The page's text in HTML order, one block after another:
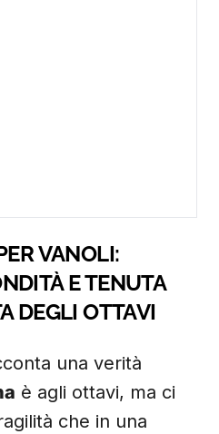
VANOLI:
E TENUTA
DEGLI OTTAVI
una verità
è agli ottavi, ma ci
che in una